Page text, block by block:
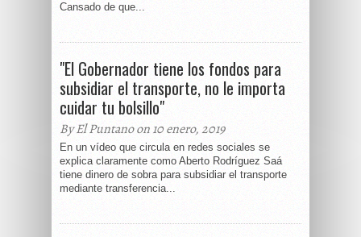
Cansado de que...
"El Gobernador tiene los fondos para
subsidiar el transporte, no le importa
cuidar tu bolsillo"
By El Puntano on 10 enero, 2019
En un vídeo que circula en redes sociales se
explica claramente como Aberto Rodríguez Saá
tiene dinero de sobra para subsidiar el transporte
mediante transferencia...